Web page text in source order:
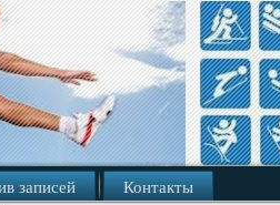
записей Контакты